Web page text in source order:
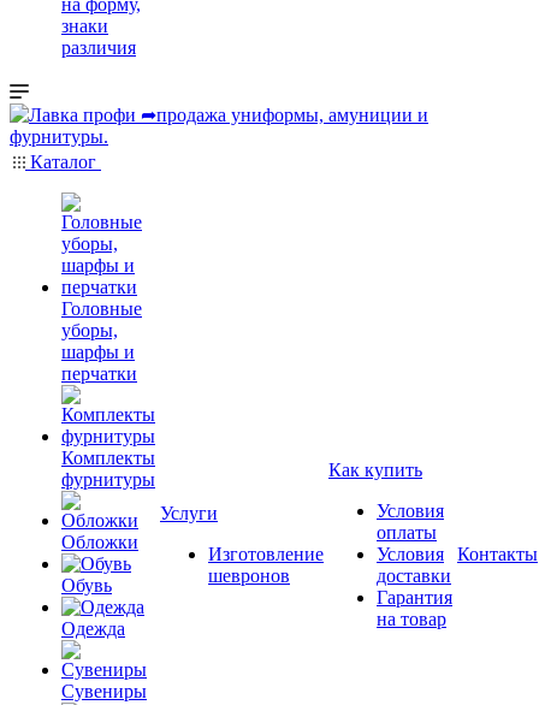
на форму,
знаки
различия
Каталог
Головные
уборы,
шарфы и
перчатки
Комплекты
фурнитуры
Обложки
Обувь
Одежда
Сувениры
Услуги
Изготовление
шевронов
Как купить
Условия
оплаты
Условия
доставки
Гарантия
на товар
Контакты